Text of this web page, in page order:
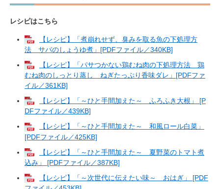
レシピはこちら
【レシピ】「煮崩れせず、臭みを取る魚の下処理方
法 サバのしょうゆ煮」[PDFファイル／340KB]
【レシピ】「パサつかない鶏むね肉の下処理方法 鶏
むね肉のしっとり蒸し ねぎたっぷり香味ダレ」[PDFファ
イル／361KB]
【レシピ】「～ひと手間加えた～ ふろふき大根」 [P
DFファイル／439KB]
【レシピ】「～ひと手間加えた～ 和風ロール白菜」
[PDFファイル／425KB]
【レシピ】「～ひと手間加えた～ 夏野菜のトマト煮
込み」 [PDFファイル／387KB]
【レシピ】「～次世代に伝えたい味～ おはぎ」 [PDF